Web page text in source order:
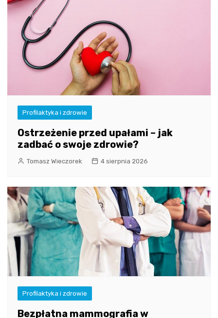
Profilaktyka i zdrowie
Ostrzeżenie przed upałami – jak
zadbać o swoje zdrowie?
Tomasz Wieczorek 4 sierpnia 2026
Profilaktyka i zdrowie
Bezpłatna mammografia w